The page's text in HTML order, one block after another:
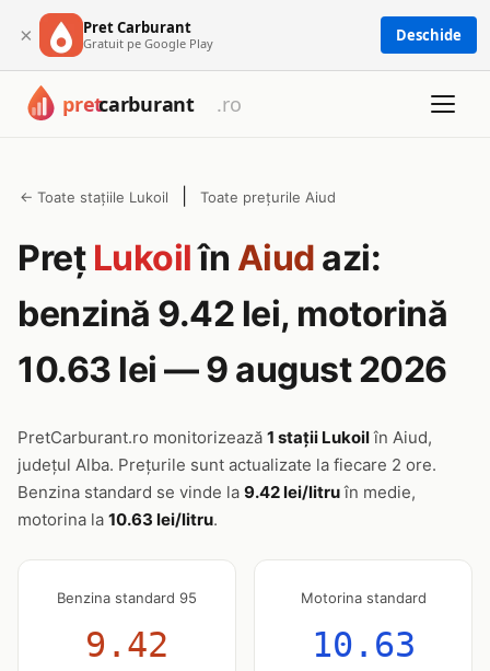
× Pret Carburant
Gratuit pe Google Play Deschide
← Toate stațiile Lukoil Toate prețurile Aiud
Preț Lukoilîn Aiud azi:
benzină 9.42 lei, motorină
10.63 lei — 9 august 2026
PretCarburant.ro monitorizează 1 stații Lukoilîn Aiud,
județul Alba. Prețurile sunt actualizate la fiecare 2 ore.
Benzina standard se vinde la 9.42 lei/litruîn medie,
motorina la 10.63 lei/litru.
Benzina standard 95
9.42
Motorina standard
10.63